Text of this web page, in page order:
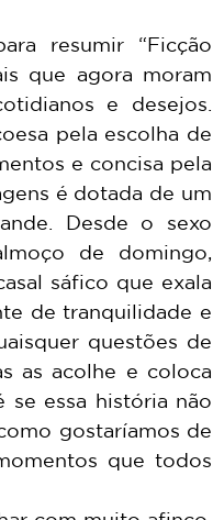
que agora moram
e desejos.
pela escolha de
e concisa pela
é dotada de um
Desde o sexo
de domingo,
sáfico que exala
de tranquilidade e
questões de
as acolhe e coloca
se essa história não
gostaríamos de
que todos